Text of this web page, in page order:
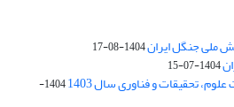
ملی جنگل ایران1404-08-17
1404-07-15
تحقیقات و فناوری سال 1403
1404-